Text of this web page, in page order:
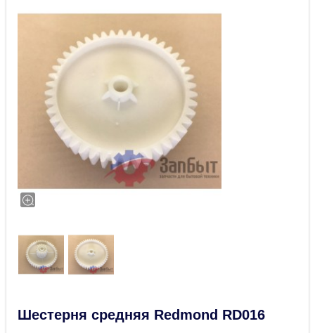
Шестерня средняя Redmond RD016